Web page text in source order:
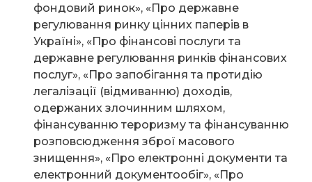
фондовий ринок», «Про державне
регулювання ринку цінних паперів в
Україні», «Про фінансові послуги та
державне регулювання ринків фінансових
послуг», «Про запобігання та протидію
легалізації (відмиванню) доходів,
одержаних злочинним шляхом,
фінансуванню тероризму та фінансуванню
розповсюдження зброї масового
знищення», «Про електронні документи та
електронний документообіг», «Про